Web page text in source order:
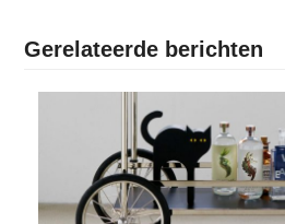
Gerelateerde berichten